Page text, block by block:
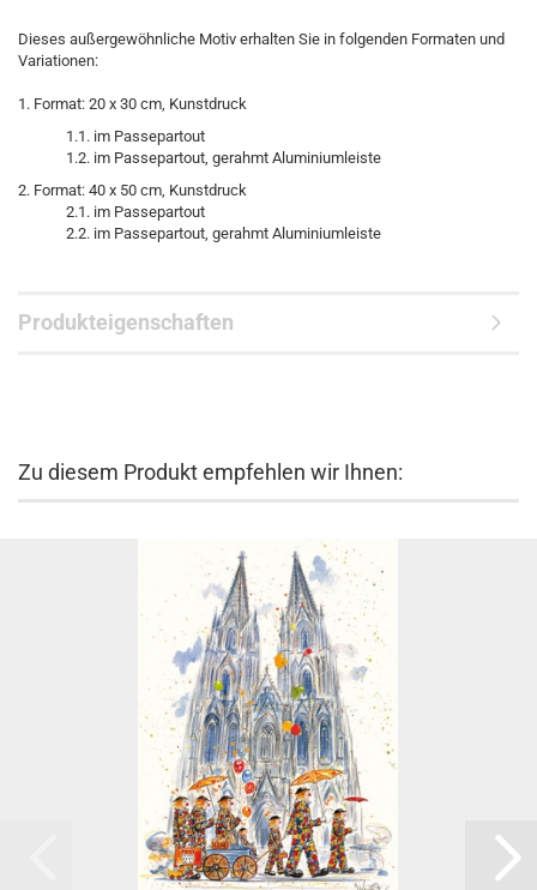
Dieses außergewöhnliche Motiv erhalten Sie in folgenden Formaten und
Variationen:
1. Format: 20 x 30 cm, Kunstdruck
1.1. im Passepartout
1.2. im Passepartout, gerahmt Aluminiumleiste
2. Format: 40 x 50 cm, Kunstdruck
2.1. im Passepartout
2.2. im Passepartout, gerahmt Aluminiumleiste
Produkteigenschaften
Zu diesem Produkt empfehlen wir Ihnen: